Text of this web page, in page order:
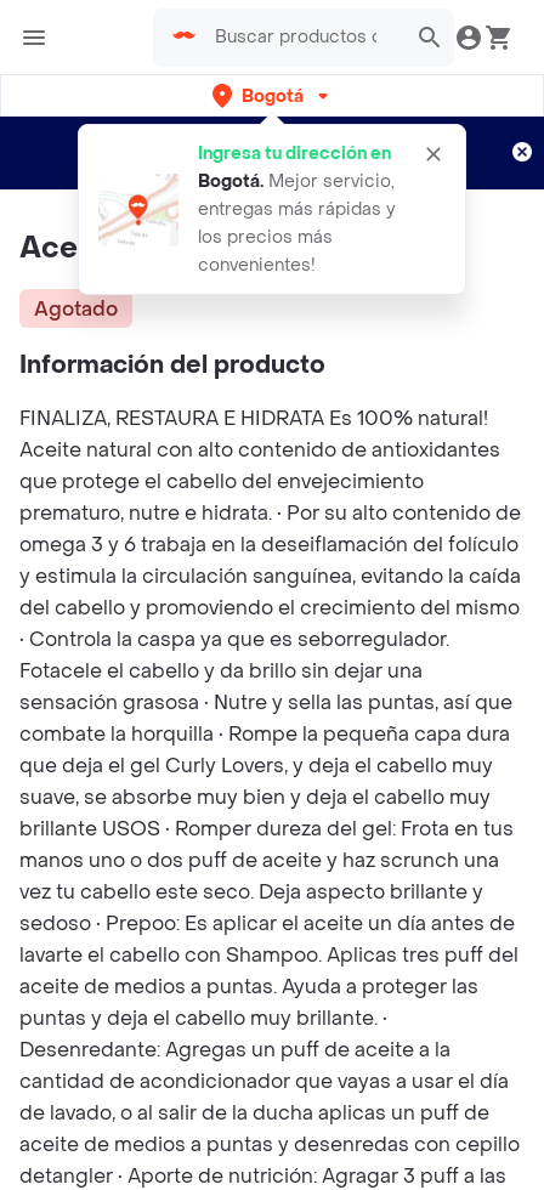
Bogotá
Ingresa tu dirección en
Bogotá. Mejor servicio,
entregas más rápidas y
los precios más
convenientes!
envíos gratis por semanas
Aplican TyC
Aceite De Jojoba Curly Lovers
Agotado
Información del producto
FINALIZA, RESTAURA E HIDRATA Es 100% natural!
Aceite natural con alto contenido de antioxidantes
que protege el cabello del envejecimiento
prematuro, nutre e hidrata. • Por su alto contenido de
omega 3 y 6 trabaja en la deseiflamación del folículo
y estimula la circulación sanguínea, evitando la caída
del cabello y promoviendo el crecimiento del mismo
• Controla la caspa ya que es seborregulador.
Fotacele el cabello y da brillo sin dejar una
sensación grasosa • Nutre y sella las puntas, así que
combate la horquilla • Rompe la pequeña capa dura
que deja el gel Curly Lovers, y deja el cabello muy
suave, se absorbe muy bien y deja el cabello muy
brillante USOS • Romper dureza del gel: Frota en tus
manos uno o dos puff de aceite y haz scrunch una
vez tu cabello este seco. Deja aspecto brillante y
sedoso • Prepoo: Es aplicar el aceite un día antes de
lavarte el cabello con Shampoo. Aplicas tres puff del
aceite de medios a puntas. Ayuda a proteger las
puntas y deja el cabello muy brillante. •
Desenredante: Agregas un puff de aceite a la
cantidad de acondicionador que vayas a usar el día
de lavado, o al salir de la ducha aplicas un puff de
aceite de medios a puntas y desenredas con cepillo
detangler • Aporte de nutrición: Agragar 3 puff a las